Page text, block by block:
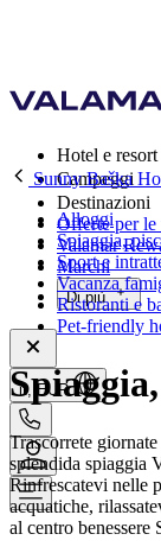
Hotel e resort
Campeggi
Destinazioni
Offerte per le
Valamar
Marchi
Di più
it, EUR
Sunny Baška
Alloggi
Spiaggia,
Sport e
Vacanza
Ristoranti e
Pet-friendly
Trascorrete
splendida spiaggia
Rinfrescatevi nelle
acquatiche,
al centro benessere